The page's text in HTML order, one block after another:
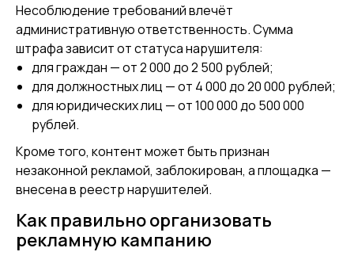
Несоблюдение требований влечёт
административную ответственность. Сумма
штрафа зависит от статуса нарушителя:
для граждан — от 2 000 до 2 500 рублей;
для должностных лиц — от 4 000 до 20 000 рублей;
для юридических лиц — от 100 000 до 500 000
рублей.
Кроме того, контент может быть признан
незаконной рекламой, заблокирован, а площадка —
внесена в реестр нарушителей.
Как правильно организовать
рекламную кампанию